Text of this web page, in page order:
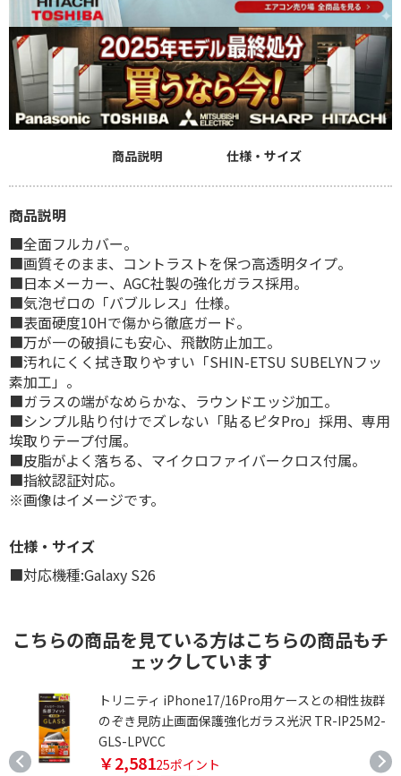
商品説明 仕様・サイズ
商品説明
■全面フルカバー。
■画質そのまま、コントラストを保つ高透明タイプ。
■日本メーカー、AGC社製の強化ガラス採用。
■気泡ゼロの「バブルレス」仕様。
■表面硬度10Hで傷から徹底ガード。
■万が一の破損にも安心、飛散防止加工。
■汚れにくく拭き取りやすい「SHIN-ETSU SUBELYNフッ
素加工」。
■ガラスの端がなめらかな、ラウンドエッジ加工。
■シンプル貼り付けでズレない「貼るピタPro」採用、専用
埃取りテープ付属。
■皮脂がよく落ちる、マイクロファイバークロス付属。
■指紋認証対応。
※画像はイメージです。
仕様・サイズ
■対応機種:Galaxy S26
こちらの商品を見ている方はこちらの商品もチ
ェックしています
トリニティ iPhone17/16Pro用ケースとの相性抜群
のぞき見防止画面保護強化ガラス光沢 TR-IP25M2-
GLS-LPVCC
￥2,58125ポイント